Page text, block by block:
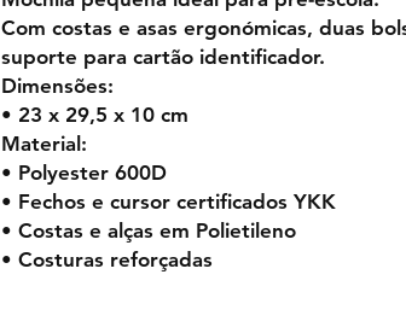
Com costas e asas ergonómicas, duas
suporte para cartão identificador.
Dimensões:
• 23 x 29,5 x 10 cm
Material:
• Polyester 600D
• Fechos e cursor certificados YKK
• Costas e alças em Polietileno
• Costuras reforçadas